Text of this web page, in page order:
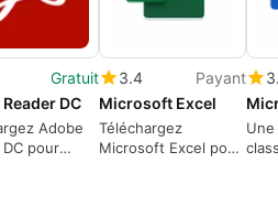
Gratuit
DC
Adobe
DC pour
3.4
Payant
Microsoft Excel
Téléchargez
Microsoft Excel pour